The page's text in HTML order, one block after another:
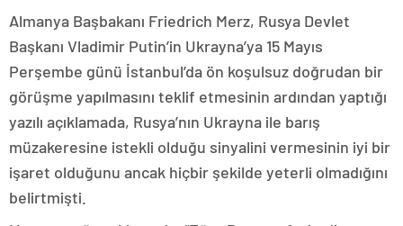
Almanya Başbakanı Friedrich Merz, Rusya Devlet
Başkanı Vladimir Putin’in Ukrayna’ya 15 Mayıs
Perşembe günü İstanbul’da ön koşulsuz doğrudan bir
görüşme yapılmasını teklif etmesinin ardından yaptığı
yazılı açıklamada, Rusya’nın Ukrayna ile barış
müzakeresine istekli olduğu sinyalini vermesinin iyi bir
işaret olduğunu ancak hiçbir şekilde yeterli olmadığını
belirtmişti.